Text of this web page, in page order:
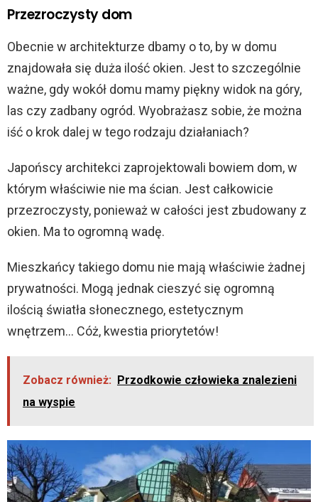
Przezroczysty dom
Obecnie w architekturze dbamy o to, by w domu
znajdowała się duża ilość okien. Jest to szczególnie
ważne, gdy wokół domu mamy piękny widok na góry,
las czy zadbany ogród. Wyobrażasz sobie, że można
iść o krok dalej w tego rodzaju działaniach?
Japońscy architekci zaprojektowali bowiem dom, w
którym właściwie nie ma ścian. Jest całkowicie
przezroczysty, ponieważ w całości jest zbudowany z
okien. Ma to ogromną wadę.
Mieszkańcy takiego domu nie mają właściwie żadnej
prywatności. Mogą jednak cieszyć się ogromną
ilością światła słonecznego, estetycznym
wnętrzem… Cóż, kwestia priorytetów!
Zobacz również:
Przodkowie człowieka znalezieni
na wyspie